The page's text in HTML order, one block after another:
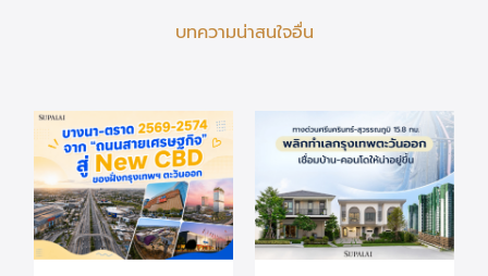
บทความน่าสนใจอื่น